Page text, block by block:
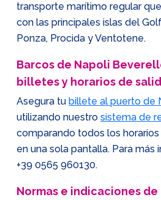
transporte marítimo regular
con las principales islas del
Ponza, Procida y Ventotene.
Barcos de Napoli
billetes y horarios de
Asegura tu billete al puerto de
utilizando nuestro sistema de
comparando todos los
en una sola pantalla. Para más
+39 0565 960130.
Normas e indicaciones